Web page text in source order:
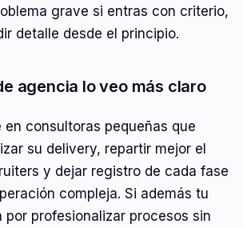
grave si entras con criterio,
detalle desde el principio.
agencia lo veo más claro
en consultoras pequeñas que
su delivery, repartir mejor el
y dejar registro de cada fase
compleja. Si además tu
por profesionalizar procesos sin